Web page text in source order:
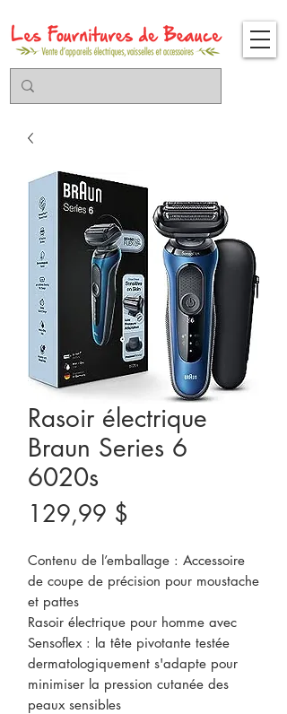
Rasoir électrique
Braun Series 6
6020s
129,99 $
Contenu de l’emballage : Accessoire
de coupe de précision pour moustache
et pattes
Rasoir électrique pour homme avec
Sensoflex : la tête pivotante testée
dermatologiquement s'adapte pour
minimiser la pression cutanée des
peaux sensibles